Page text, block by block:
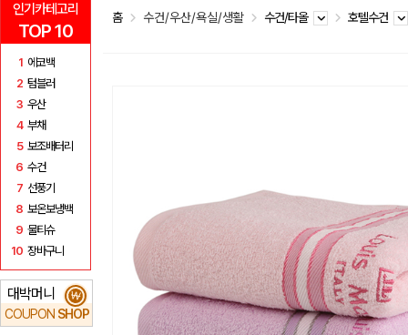
인기카테고리
TOP 10
1 에코백
2 텀블러
3 우산
4 부채
5 보조배터리
6 수건
7 선풍기
8 보온보냉백
9 물티슈
10 장바구니
대박머니
COUPON SHOP
₩
홈 수건/우산/욕실/생활 수건/타올 호텔수건